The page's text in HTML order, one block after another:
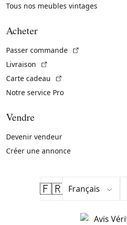
Tous nos meubles vintages
Acheter
Passer commande
Livraison
Carte cadeau
Notre service Pro
Vendre
Devenir vendeur
Créer une annonce
🇫🇷